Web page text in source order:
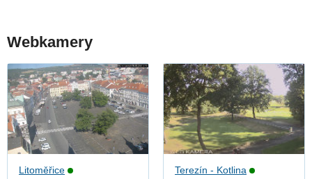
Webkamery
Litoměřice
Terezín - Kotlina